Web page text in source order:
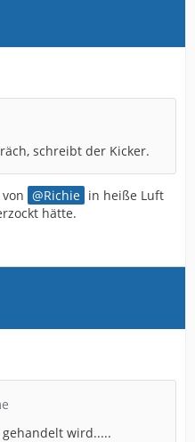
schreibt der Kicker.
Richie in heiße Luft
hätte.
wird.....